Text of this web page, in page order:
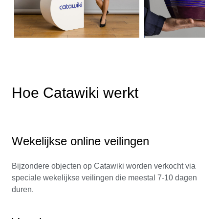
Hoe Catawiki werkt
Wekelijkse online veilingen
Bijzondere objecten op Catawiki worden verkocht via
speciale wekelijkse veilingen die meestal 7-10 dagen
duren.